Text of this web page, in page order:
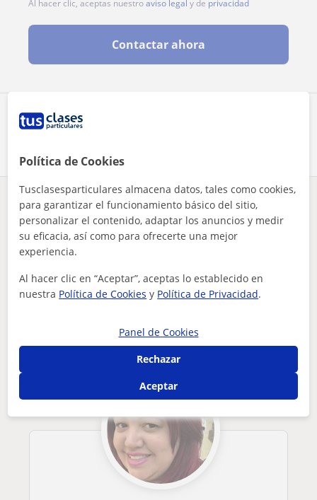
Comparte a este profesor
Al hacer clic, aceptas nuestroaviso legal y de privacidad
Contactar ahora
¿Hay algún error en este perfil?Cuéntanos
Tus clases particulares FCE First Certificate in English
impartir clases particulares
Otros profesores de FCE First Certificate
in English en Madrid que pueden
Política de Cookies
Tusclasesparticulares almacena datos, tales como cookies,
para garantizar el funcionamiento básico del sitio,
personalizar el contenido, adaptar los anuncios y medir
su eficacia, así como para ofrecerte una mejor
experiencia.
Al hacer clic en “Aceptar”, aceptas lo establecido en
nuestra Política de Cookies y Política de Privacidad.
Panel de Cookies
Rechazar
Aceptar